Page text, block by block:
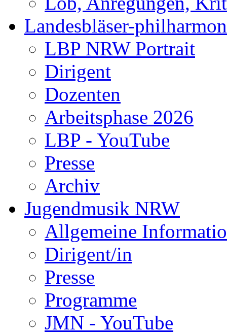
Landesbläser-
LBP NRW Portrait
Dirigent
Dozenten
Arbeitsphase 2026
LBP - YouTube
Presse
Archiv
Jugendmusik NRW
Allgemeine
Dirigent/in
Presse
Programme
JMN - YouTube